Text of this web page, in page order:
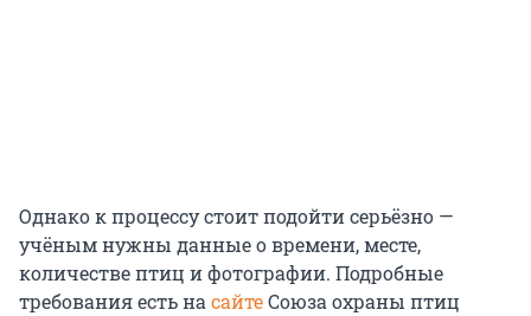
Однако к процессу стоит подойти серьёзно —
учёным нужны данные о времени, месте,
количестве птиц и фотографии. Подробные
требования есть на сайтеСоюза охраны птиц